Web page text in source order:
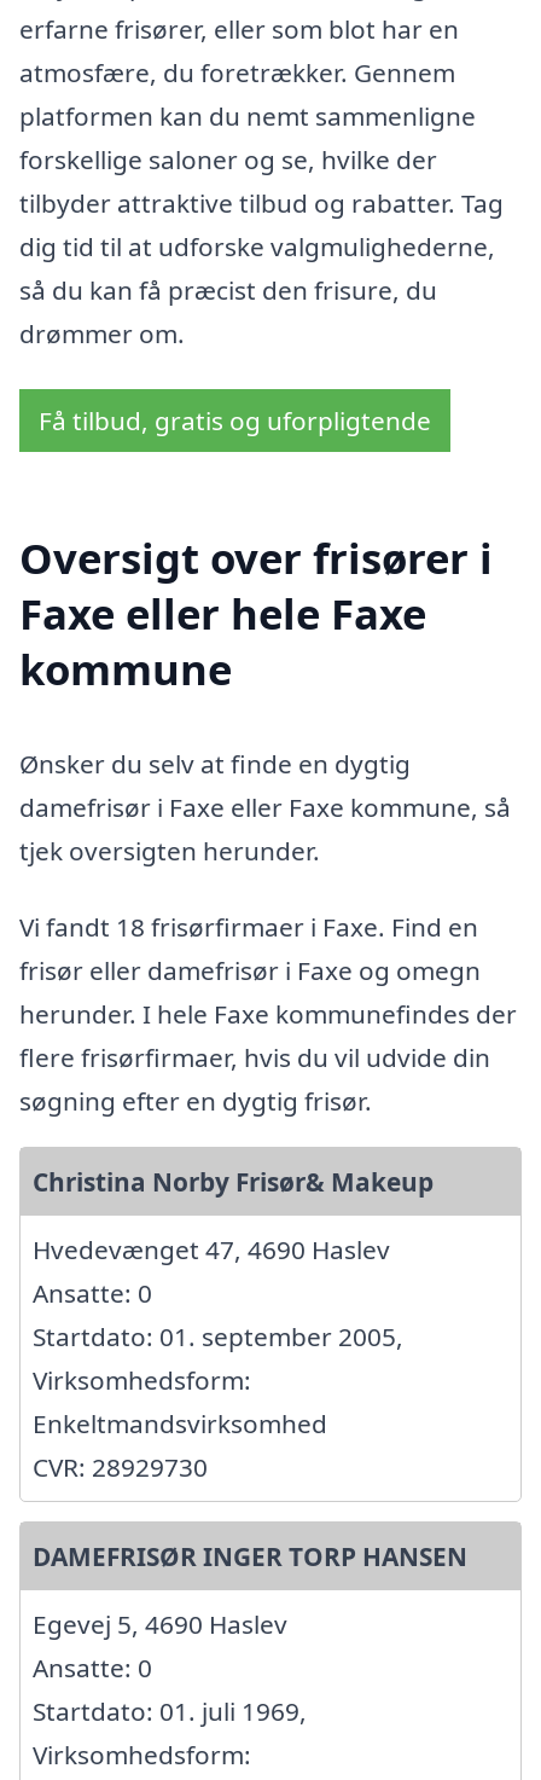
erfarne frisører, eller som blot har en
atmosfære, du foretrækker. Gennem
platformen kan du nemt sammenligne
forskellige saloner og se, hvilke der
tilbyder attraktive tilbud og rabatter. Tag
dig tid til at udforske valgmulighederne,
så du kan få præcist den frisure, du
drømmer om.
Få tilbud, gratis og uforpligtende
Oversigt over frisører i
Faxe eller hele Faxe
kommune
Ønsker du selv at finde en dygtig
damefrisør i Faxe eller Faxe kommune, så
tjek oversigten herunder.
Vi fandt 18 frisørfirmaer i Faxe. Find en
frisør eller damefrisør i Faxe og omegn
herunder. I hele Faxe kommunefindes der
flere frisørfirmaer, hvis du vil udvide din
søgning efter en dygtig frisør.
Christina Norby Frisør& Makeup
Hvedevænget 47, 4690 Haslev
Ansatte: 0
Startdato: 01. september 2005,
Virksomhedsform:
Enkeltmandsvirksomhed
CVR: 28929730
DAMEFRISØR INGER TORP HANSEN
Egevej 5, 4690 Haslev
Ansatte: 0
Startdato: 01. juli 1969,
Virksomhedsform: